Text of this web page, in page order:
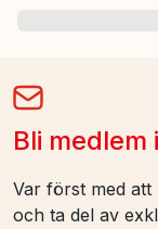
Bli
Var först med
och ta del av